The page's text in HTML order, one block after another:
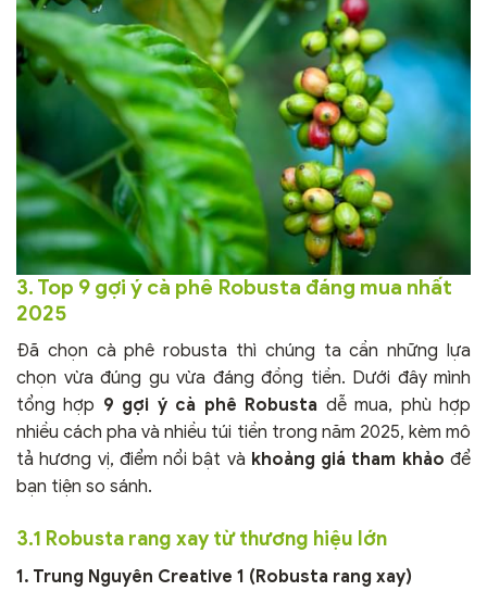
3. Top 9 gợi ý cà phê Robusta đáng mua nhất
2025
Đã chọn cà phê robusta thì chúng ta cần những lựa
chọn vừa đúng gu vừa đáng đồng tiền. Dưới đây mình
tổng hợp 9 gợi ý cà phê Robusta dễ mua, phù hợp
nhiều cách pha và nhiều túi tiền trong năm 2025, kèm mô
tả hương vị, điểm nổi bật và khoảng giá tham khảo để
bạn tiện so sánh.
3.1 Robusta rang xay từ thương hiệu lớn
1. Trung Nguyên Creative 1 (Robusta rang xay)